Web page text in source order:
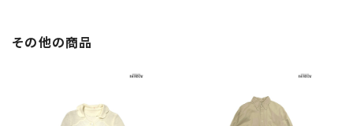
その他の商品